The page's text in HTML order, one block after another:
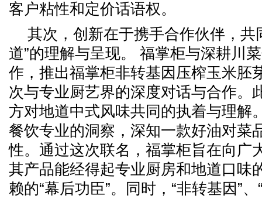
客户粘性和定价话语权。
其次，创新在于携手合作伙伴，共
道”的理解与呈现。 福掌柜与深耕川
作，推出福掌柜非转基因压榨玉米胚
次与专业厨艺界的深度对话与合作。
方对地道中式风味共同的执着与理解
餐饮专业的洞察，深知一款好油对菜
性。通过这次联名，福掌柜旨在向广
其产品能经得起专业厨房和地道口味
赖的“幕后功臣”。同时，“非转基因”